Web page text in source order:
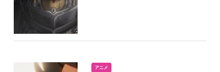
アニメ